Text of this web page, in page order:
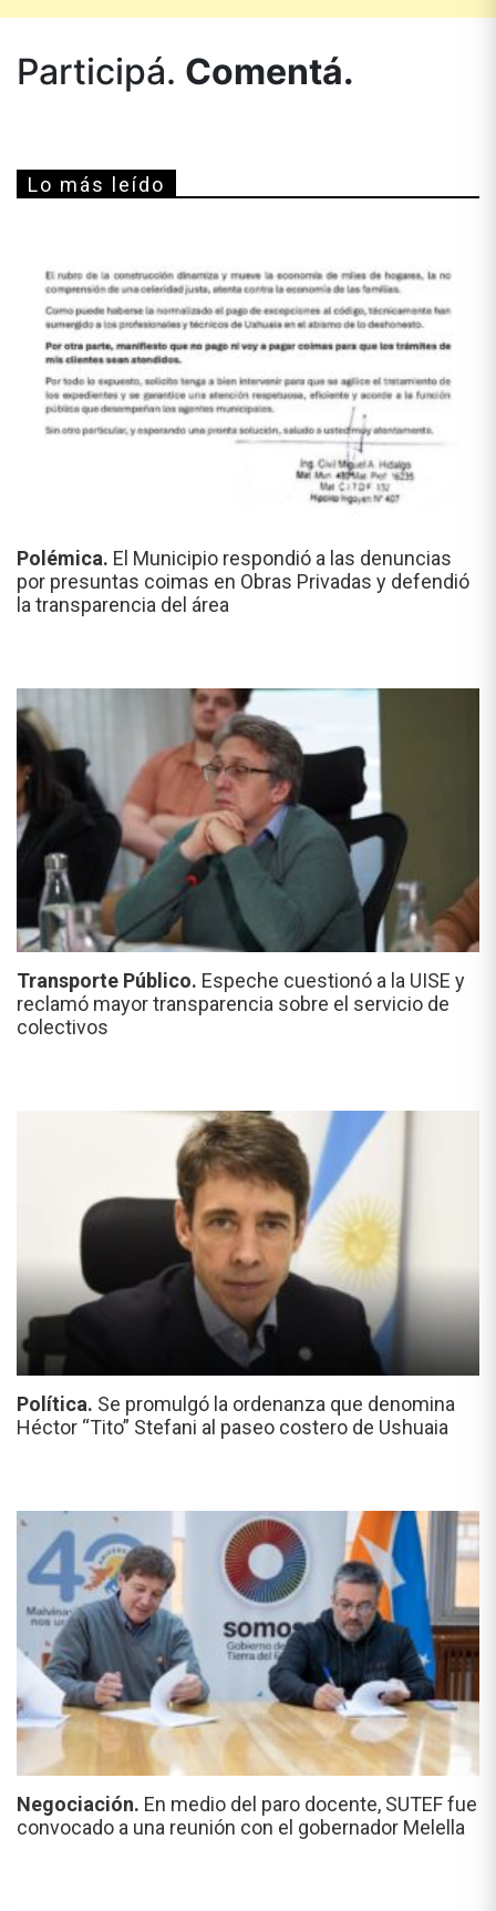
Participá. Comentá.
Lo más leído
Polémica. El Municipio respondió a las denuncias
por presuntas coimas en Obras Privadas y defendió
la transparencia del área
Transporte Público. Espeche cuestionó a la UISE y
reclamó mayor transparencia sobre el servicio de
colectivos
Política. Se promulgó la ordenanza que denomina
Héctor “Tito” Stefani al paseo costero de Ushuaia
Negociación. En medio del paro docente, SUTEF fue
convocado a una reunión con el gobernador Melella